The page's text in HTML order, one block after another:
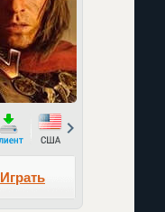
Играть